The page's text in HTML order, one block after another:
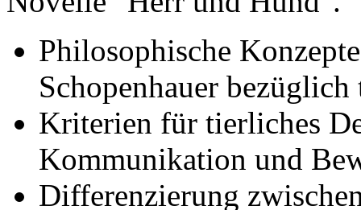
Philosophische
Schopenhauer
Kriterien für tierliches
Kommunikation und
Differenzierung